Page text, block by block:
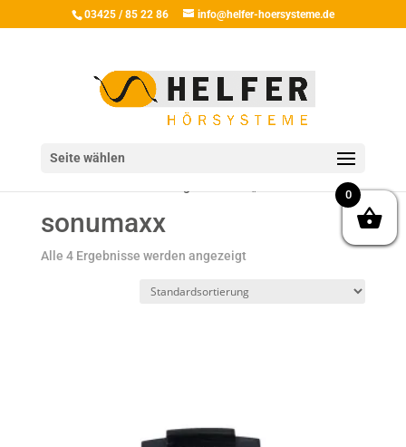
03425 / 85 22 86 info@helfer-hoersysteme.de
Seite wählen
sonumaxx
Alle 4 Ergebnisse werden angezeigt
0